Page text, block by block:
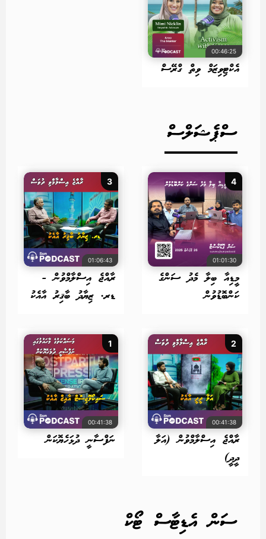
00:46:25
އެކްޓިވިޒަމް ވިތް ގްރޭސް
ސްޕެޝަލްސް
4
01:01:30
މީޑިއާ ބިލާ މެދު ސަންގެ
ކަންބޮޑުވުން
3
01:06:43
ރާއްޖެ އިސްލާމްވުން -
ޑރ. ޒިޔާދު ބާޤިރު އާއެކު
2
00:41:38
ރާއްޖެ އިސްލާމްވުން (އަލާ
ދީދީ)
1
00:41:38
ނަފްސާނީ ދުޅަހެޔޮކަން
ސަން އެޑިޓާސް ޓޯކް